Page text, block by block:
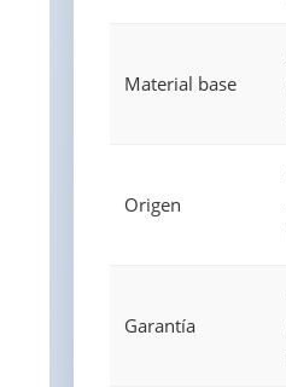
Material base
Origen
Garantía